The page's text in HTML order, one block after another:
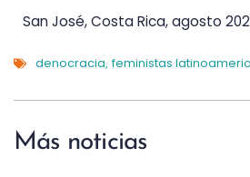
San José, Costa Rica, agosto
denocracia,feministas
Más noticias